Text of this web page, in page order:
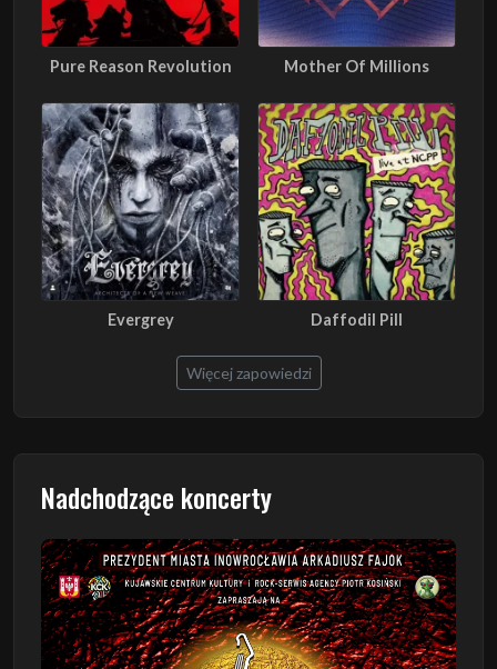
Pure Reason Revolution Mother Of Millions
Evergrey Daffodil Pill
Więcej zapowiedzi
Nadchodzące koncerty